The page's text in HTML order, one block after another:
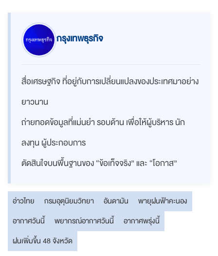
กรุงเทพธุรกิจ
สื่อเศรษฐกิจ ที่อยู่กับการเปลี่ยนแปลงของประเทศมาอย่าง
ยาวนาน
ถ่ายทอดข้อมูลที่แม่นยำ รอบด้าน เพื่อให้ผู้บริหาร นัก
ลงทุน ผู้ประกอบการ
ตัดสินใจบนพื้นฐานของ “ข้อเท็จจริง” และ “โอกาส”
อ่าวไทย กรมอุตุนิยมวิทยา อันดามัน
พายุฝนฟ้าคะนอง
อากาศวันนี้
พยากรณ์อากาศวันนี้
อากาศพรุ่งนี้
ฝนเพิ่มขึ้น 48 จังหวัด